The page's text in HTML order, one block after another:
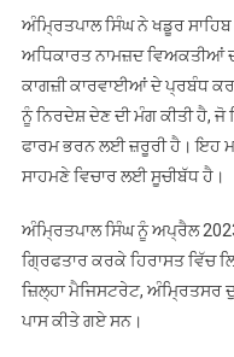
ਅੰਮ੍ਰਿਤਪਾਲ ਸਿੰਘ ਨੇ ਖਡੂਰ
ਅਧਿਕਾਰਤ ਨਾਮਜ਼ਦ ਵਿਅਕਤੀਆਂ
ਕਾਗਜ਼ੀ ਕਾਰਵਾਈਆਂ ਦੇ ਪ੍ਰਬੰਧ
ਨੂੰ ਨਿਰਦੇਸ਼ ਦੇਣ ਦੀ ਮੰਗ ਕੀਤੀ ਹੈ,
ਫਾਰਮ ਭਰਨ ਲਈ ਜ਼ਰੂਰੀ ਹੈ। ਇਹ
ਸਾਹਮਣੇ ਵਿਚਾਰ ਲਈ ਸੂਚੀਬੱਧ ਹੈ।
ਅੰਮ੍ਰਿਤਪਾਲ ਸਿੰਘ ਨੂੰ ਅਪ੍ਰੈਲ
ਗ੍ਰਿਫਤਾਰ ਕਰਕੇ ਹਿਰਾਸਤ ਵਿੱਚ
ਜ਼ਿਲ੍ਹਾ ਮੈਜਿਸਟਰੇਟ, ਅੰਮ੍ਰਿਤਸਰ
ਪਾਸ ਕੀਤੇ ਗਏ ਸਨ।